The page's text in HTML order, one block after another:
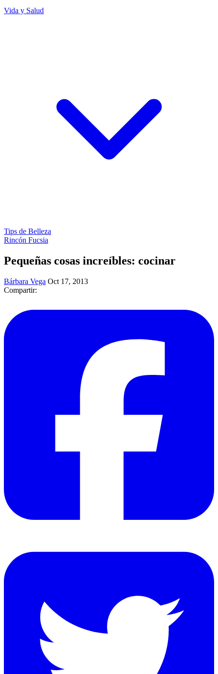
Vida y Salud
Tips de Belleza
Rincón Fucsia
Pequeñas cosas increíbles: cocinar
Bárbara Vega Oct 17, 2013
Compartir: